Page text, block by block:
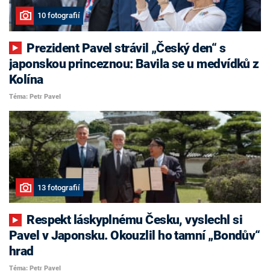
10 fotografií
japonskou princeznou: Bavila se u medvídků z
Kolína
Téma: Petr Pavel
13 fotografií
Pavel v Japonsku. Okouzlil ho tamní „Bondův“
hrad
Téma: Petr Pavel